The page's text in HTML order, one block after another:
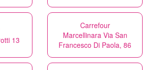
13
Carrefour
Marcellinara Via San
Francesco Di Paola, 86